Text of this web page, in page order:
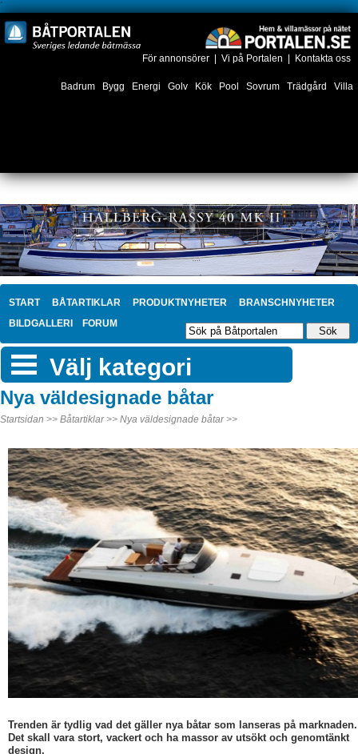
´
För annonsörer Vi på Portalen Kontakta oss
Badrum Bygg Energi Golv Kök Pool Sovrum Trädgård Villa
START BÅTARTIKLAR PRODUKTNYHETER
BRANSCHNYHETER
BILDGALLERI
FORUM
Välj kategori
Nya väldesignade båtar
Startsidan >> Båtartiklar >> Nya väldesignade båtar >>
Trenden är tydlig vad det gäller nya båtar som lanseras på marknaden.
Det skall vara stort, vackert och ha massor av utsökt och genomtänkt
design.